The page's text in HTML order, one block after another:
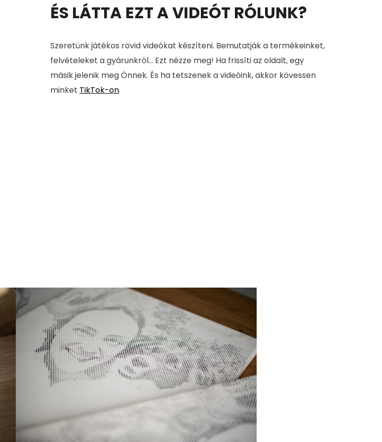
ÉS LÁTTA EZT A VIDEÓT RÓLUNK?
Szeretünk játékos rövid videókat készíteni. Bemutatják a termékeinket,
felvételeket a gyárunkról... Ezt nézze meg! Ha frissíti az oldalt, egy
másik jelenik meg Önnek. És ha tetszenek a videóink, akkor kövessen
minket TikTok-on.